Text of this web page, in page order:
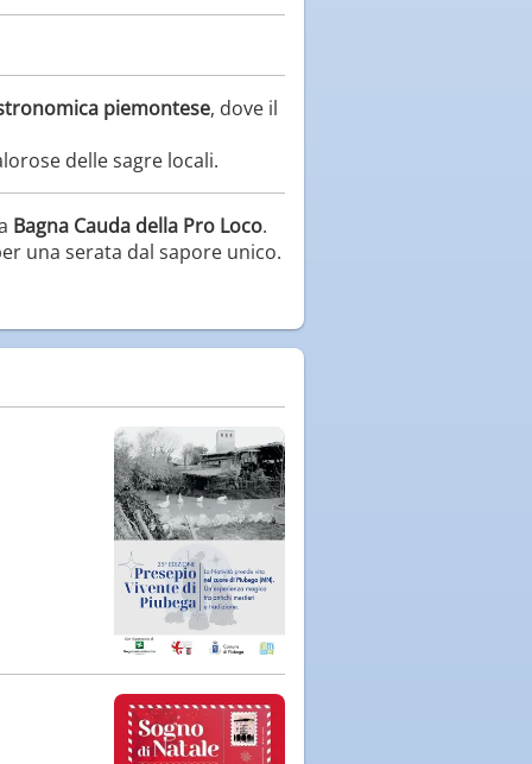
piemontese, dove il
delle sagre locali.
Bagna Cauda della Pro Loco.
una serata dal sapore unico.